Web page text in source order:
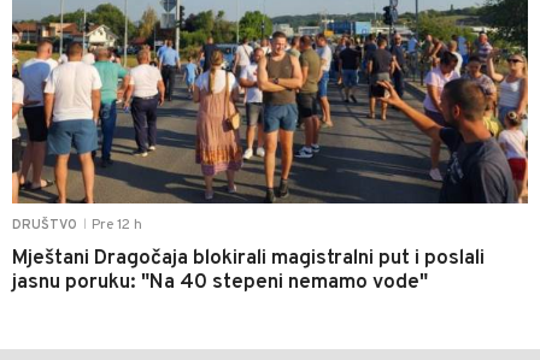
DRUŠTVO Pre 12 h
Mještani Dragočaja blokirali magistralni put i poslali
jasnu poruku: "Na 40 stepeni nemamo vode"